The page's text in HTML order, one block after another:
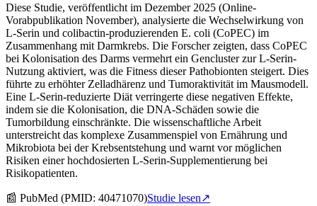
Diese Studie, veröffentlicht im Dezember 2025 (Online-
Vorabpublikation November), analysierte die Wechselwirkung von
L-Serin und colibactin-produzierenden E. coli (CoPEC) im
Zusammenhang mit Darmkrebs. Die Forscher zeigten, dass CoPEC
bei Kolonisation des Darms vermehrt ein Gencluster zur L-Serin-
Nutzung aktiviert, was die Fitness dieser Pathobionten steigert. Dies
führte zu erhöhter Zelladhärenz und Tumoraktivität im Mausmodell.
Eine L-Serin-reduzierte Diät verringerte diese negativen Effekte,
indem sie die Kolonisation, die DNA-Schäden sowie die
Tumorbildung einschränkte. Die wissenschaftliche Arbeit
unterstreicht das komplexe Zusammenspiel von Ernährung und
Mikrobiota bei der Krebsentstehung und warnt vor möglichen
Risiken einer hochdosierten L-Serin-Supplementierung bei
Risikopatienten.
📰 PubMed (PMID: 40471070)Studie lesen↗